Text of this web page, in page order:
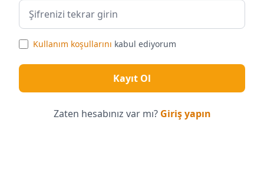
Kullanım koşullarını kabul ediyorum
Kayıt Ol
Zaten hesabınız var mı? Giriş yapın